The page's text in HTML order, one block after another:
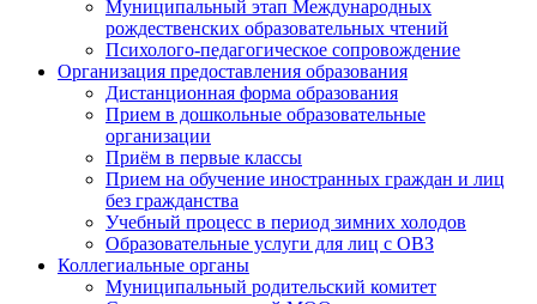
Муниципальный этап Международных
рождественских образовательных чтений
Психолого-педагогическое сопровождение
Организация предоставления образования
Дистанционная форма образования
Прием в дошкольные образовательные
организации
Приём в первые классы
Прием на обучение иностранных граждан и лиц
без гражданства
Учебный процесс в период зимних холодов
Образовательные услуги для лиц с ОВЗ
Коллегиальные органы
Муниципальный родительский комитет